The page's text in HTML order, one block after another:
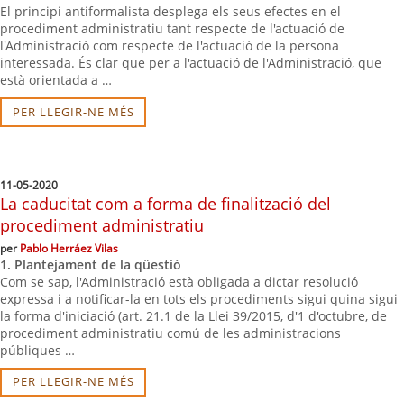
El principi antiformalista desplega els seus efectes en el
procediment administratiu tant respecte de l'actuació de
l'Administració com respecte de l'actuació de la persona
interessada. És clar que per a l'actuació de l'Administració, que
està orientada a …
PER LLEGIR-NE MÉS
11-05-2020
La caducitat com a forma de finalització del
procediment administratiu
perPablo Herráez Vilas
1. Plantejament de la qüestió
Com se sap, l'Administració està obligada a dictar resolució
expressa i a notificar-la en tots els procediments sigui quina sigui
la forma d'iniciació (art. 21.1 de la Llei 39/2015, d'1 d'octubre, de
procediment administratiu comú de les administracions
públiques …
PER LLEGIR-NE MÉS